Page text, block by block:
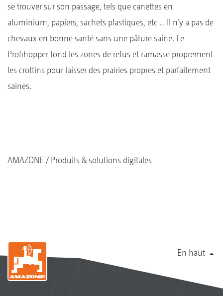
se trouver sur son passage, tels que canettes en
aluminium, papiers, sachets plastiques, etc … Il n’y a pas de
chevaux en bonne santé sans une pâture saine. Le
Profihopper tond les zones de refus et ramasse proprement
les crottins pour laisser des prairies propres et parfaitement
saines.
AMAZONE Produits & solutions digitales
En haut